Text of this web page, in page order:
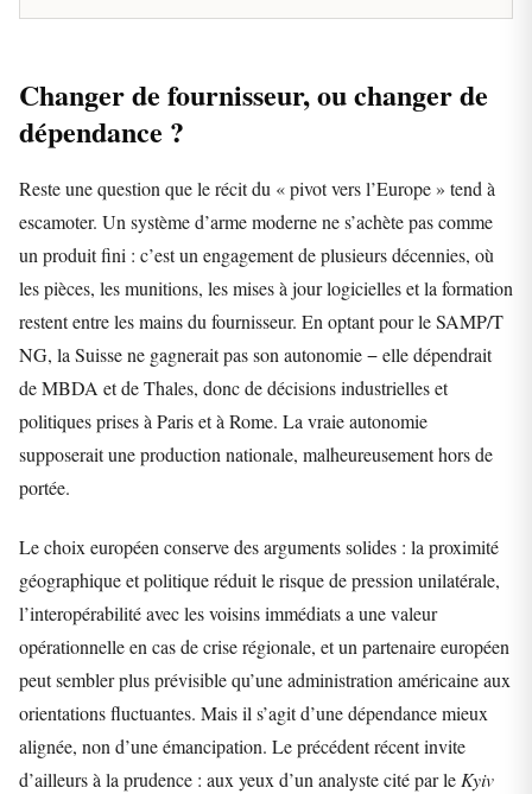
Changer de fournisseur, ou changer de
dépendance ?
Reste une question que le récit du « pivot vers l’Europe » tend à
escamoter. Un système d’arme moderne ne s’achète pas comme
un produit fini : c’est un engagement de plusieurs décennies, où
les pièces, les munitions, les mises à jour logicielles et la formation
restent entre les mains du fournisseur. En optant pour le SAMP/T
NG, la Suisse ne gagnerait pas son autonomie − elle dépendrait
de MBDA et de Thales, donc de décisions industrielles et
politiques prises à Paris et à Rome. La vraie autonomie
supposerait une production nationale, malheureusement hors de
portée.
Le choix européen conserve des arguments solides : la proximité
géographique et politique réduit le risque de pression unilatérale,
l’interopérabilité avec les voisins immédiats a une valeur
opérationnelle en cas de crise régionale, et un partenaire européen
peut sembler plus prévisible qu’une administration américaine aux
orientations fluctuantes. Mais il s’agit d’une dépendance mieux
alignée, non d’une émancipation. Le précédent récent invite
d’ailleurs à la prudence : aux yeux d’un analyste cité par leKyiv